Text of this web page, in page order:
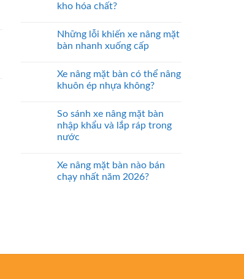
kho hóa chất?
Những lỗi khiến xe nâng mặt
bàn nhanh xuống cấp
Xe nâng mặt bàn có thể nâng
khuôn ép nhựa không?
So sánh xe nâng mặt bàn
nhập khẩu và lắp ráp trong
nước
Xe nâng mặt bàn nào bán
chạy nhất năm 2026?